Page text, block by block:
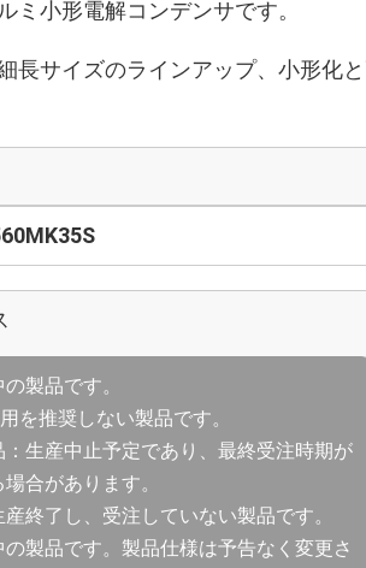
ミ小形電解コンデンサです。
長サイズのラインアップ、小形化
製品です。
を推奨しない製品です。
生産中止予定であり、最終受注時期が
合があります。
終了し、受注していない製品です。
製品です。製品仕様は予告なく変更さ